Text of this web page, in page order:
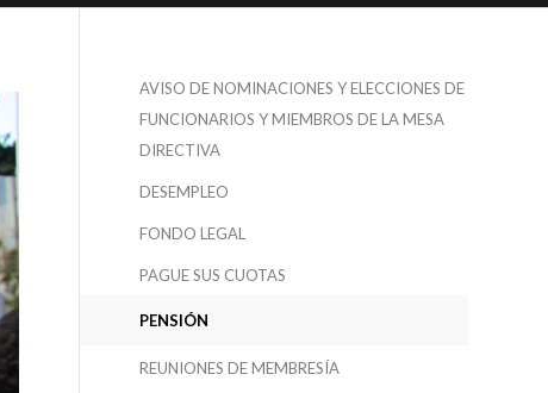
AVISO DE NOMINACIONES Y ELECCIONES DE
FUNCIONARIOS Y MIEMBROS DE LA MESA
DIRECTIVA
DESEMPLEO
FONDO LEGAL
PAGUE SUS CUOTAS
PENSIÓN
REUNIONES DE MEMBRESÍA